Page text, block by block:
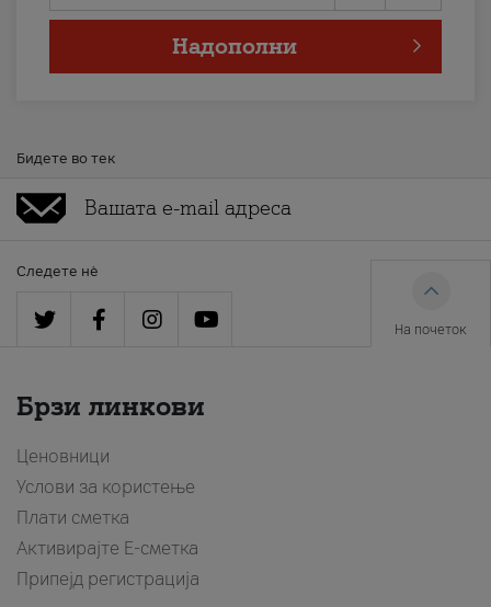
Надополни
Бидете во тек
Следете нè
На почеток
Брзи линкови
Ценовници
Услови за користење
Плати сметка
Активирајте Е-сметка
Припејд регистрација